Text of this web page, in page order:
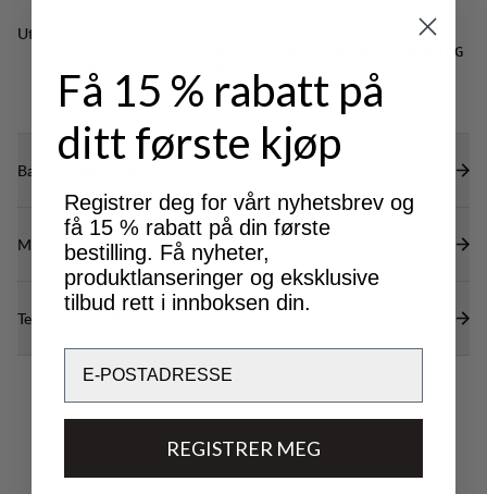
Utmerket for
TREKKING
TREKKING
NORDIC SKATING
Bærekraftsegenskaper
Materialer
Tekniske spesifikasjoner
Få 15 % rabatt på
ditt første kjøp
Registrer deg for vårt nyhetsbrev og
få 15 % rabatt på din første
bestilling. Få nyheter,
produktlanseringer og eksklusive
tilbud rett i innboksen din.
REGISTRER MEG